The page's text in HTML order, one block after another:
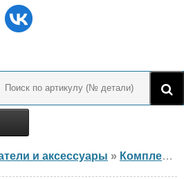
и аксессуары » Комплект ГРМ